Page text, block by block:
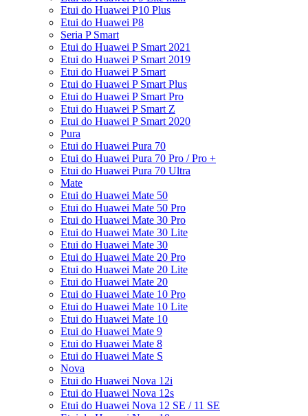
Etui do Huawei P10 Plus
Etui do Huawei P8
Seria P Smart
Etui do Huawei P Smart 2021
Etui do Huawei P Smart 2019
Etui do Huawei P Smart
Etui do Huawei P Smart Plus
Etui do Huawei P Smart Pro
Etui do Huawei P Smart Z
Etui do Huawei P Smart 2020
Pura
Etui do Huawei Pura 70
Etui do Huawei Pura 70 Pro / Pro +
Etui do Huawei Pura 70 Ultra
Mate
Etui do Huawei Mate 50
Etui do Huawei Mate 50 Pro
Etui do Huawei Mate 30 Pro
Etui do Huawei Mate 30 Lite
Etui do Huawei Mate 30
Etui do Huawei Mate 20 Pro
Etui do Huawei Mate 20 Lite
Etui do Huawei Mate 20
Etui do Huawei Mate 10 Pro
Etui do Huawei Mate 10 Lite
Etui do Huawei Mate 10
Etui do Huawei Mate 9
Etui do Huawei Mate 8
Etui do Huawei Mate S
Nova
Etui do Huawei Nova 12i
Etui do Huawei Nova 12s
Etui do Huawei Nova 12 SE / 11 SE